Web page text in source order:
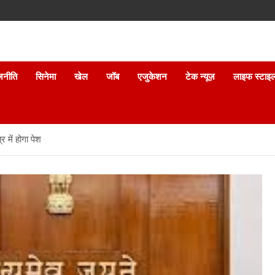
सिनेमा खेल जॉब एजुकेशन टेक न्यूज़ लाइफ
में होगा पेश